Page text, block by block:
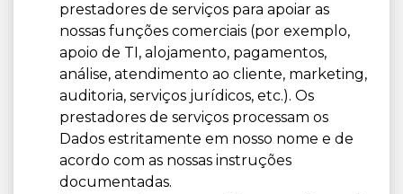
prestadores de serviços para apoiar as
nossas funções comerciais (por exemplo,
apoio de TI, alojamento, pagamentos,
análise, atendimento ao cliente, marketing,
auditoria, serviços jurídicos, etc.). Os
prestadores de serviços processam os
Dados estritamente em nosso nome e de
acordo com as nossas instruções
documentadas.